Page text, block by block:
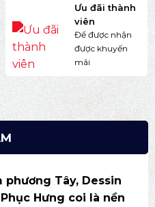
Ưu đãi thành
viên
Để được nhận
được khuyến
mãi
Tây, Dessin
Hưng coi là nền